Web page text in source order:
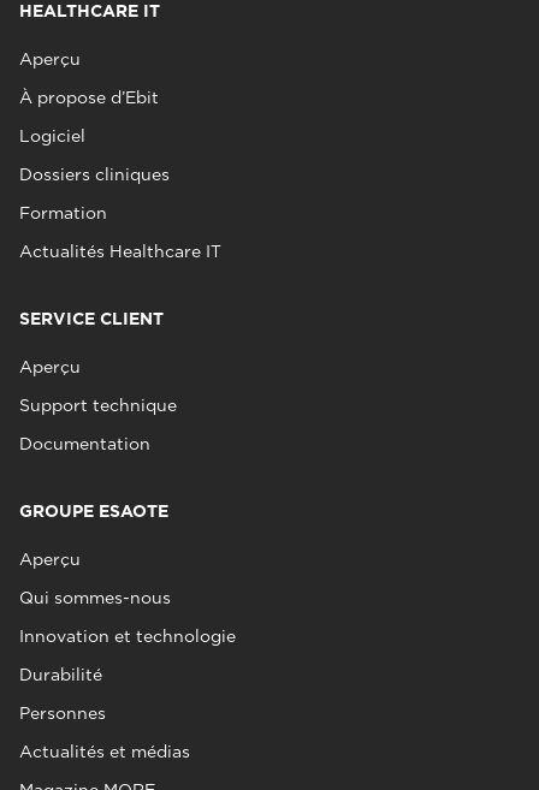
HEALTHCARE IT
Aperçu
À propose d’Ebit
Logiciel
Dossiers cliniques
Formation
Actualités Healthcare IT
SERVICE CLIENT
Aperçu
Support technique
Documentation
GROUPE ESAOTE
Aperçu
Qui sommes-nous
Innovation et technologie
Durabilité
Personnes
Actualités et médias